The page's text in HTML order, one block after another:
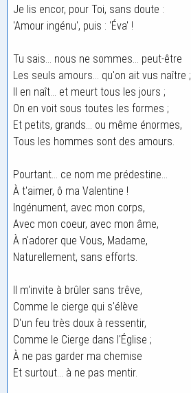
Je lis encor, pour Toi, sans doute :
'Amour ingénu', puis : 'Éva' !
Tu sais... nous ne sommes... peut-être
Les seuls amours... qu'on ait vus naître ;
Il en naît... et meurt tous les jours ;
On en voit sous toutes les formes ;
Et petits, grands... ou même énormes,
Tous les hommes sont des amours.
Pourtant... ce nom me prédestine...
À t'aimer, ô ma Valentine !
Ingénument, avec mon corps,
Avec mon coeur, avec mon âme,
À n'adorer que Vous, Madame,
Naturellement, sans efforts.
Il m'invite à brûler sans trêve,
Comme le cierge qui s'élève
D'un feu très doux à ressentir,
Comme le Cierge dans l'Église ;
À ne pas garder ma chemise
Et surtout... à ne pas mentir.